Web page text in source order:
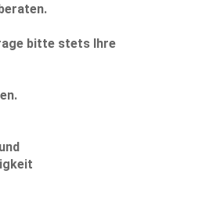
.
bitte stets Ihre